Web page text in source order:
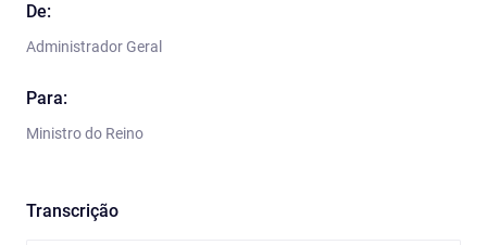
De:
Administrador Geral
Para:
Ministro do Reino
Transcrição